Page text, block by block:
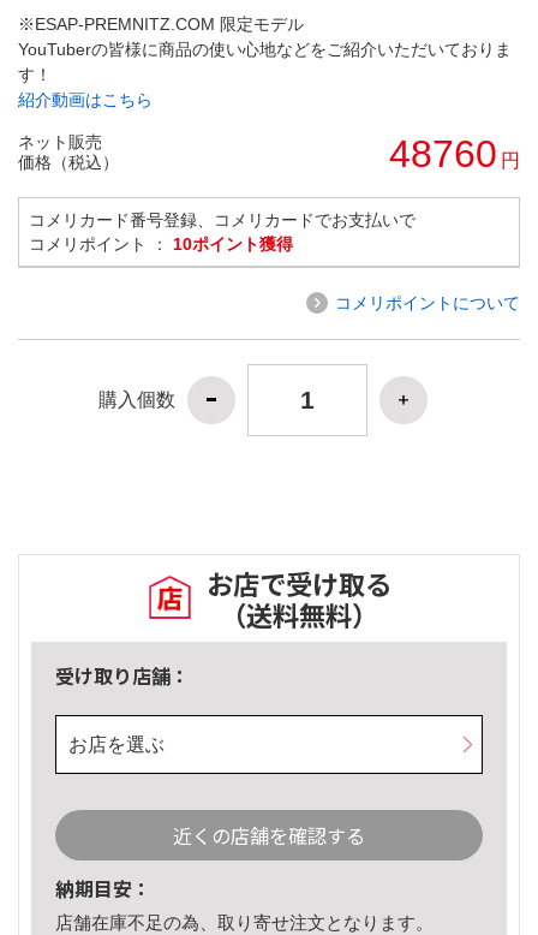
※ESAP-PREMNITZ.COM 限定モデル
YouTuberの皆様に商品の使い心地などをご紹介いただいておりま
す！
紹介動画はこちら
ネット販売
価格（税込）
48760 円
コメリカード番号登録、コメリカードでお支払いで
コメリポイント ： 10ポイント獲得
コメリポイントについて
購入個数
お店で受け取る
（送料無料）
受け取り店舗：
お店を選ぶ
近くの店舗を確認する
納期目安：
店舗在庫不足の為、取り寄せ注文となります。